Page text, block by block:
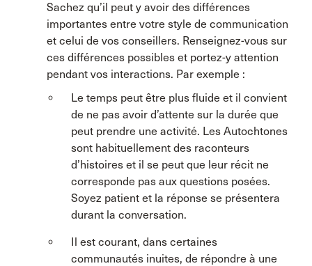
Sachez qu’il peut y avoir des différences
importantes entre votre style de communication
et celui de vos conseillers. Renseignez-vous sur
ces différences possibles et portez-y attention
pendant vos interactions. Par exemple :
Le temps peut être plus fluide et il convient
de ne pas avoir d’attente sur la durée que
peut prendre une activité. Les Autochtones
sont habituellement des raconteurs
d’histoires et il se peut que leur récit ne
corresponde pas aux questions posées.
Soyez patient et la réponse se présentera
durant la conversation.
Il est courant, dans certaines
communautés inuites, de répondre à une